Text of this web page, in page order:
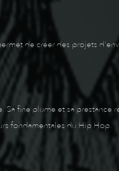
de créer des projets
fine plume et sa prestance
fondamentales du Hip Hop.